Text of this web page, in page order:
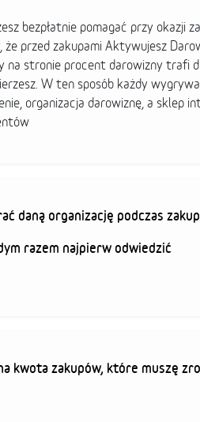
bezpłatnie pomagać przy okazji
przed zakupami Aktywujesz
na stronie procent darowizny trafi
W ten sposób każdy
organizacja darowiznę, a sklep
daną organizację podczas
razem najpierw odwiedzić
kwota zakupów, które muszę